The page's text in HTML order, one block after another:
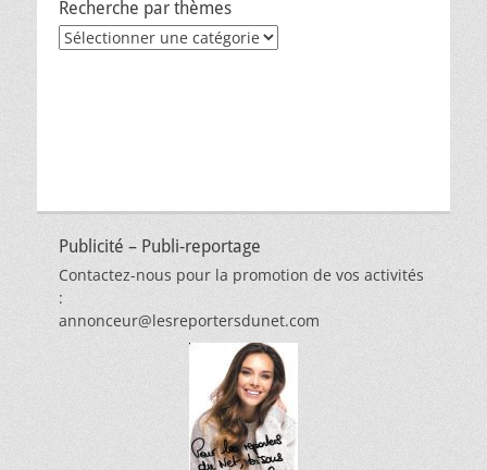
Recherche par thèmes
Recherche
Publicité – Publi-reportage
Contactez-nous pour la promotion de vos activités
:
annonceur@lesreportersdunet.com